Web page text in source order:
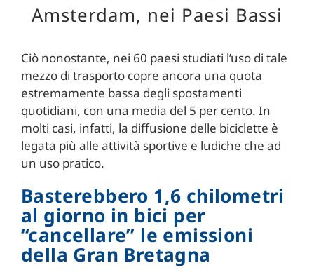
Amsterdam, nei Paesi Bassi
Ciò nonostante, nei 60 paesi studiati l’uso di tale
mezzo di trasporto copre ancora una quota
estremamente bassa degli spostamenti
quotidiani, con una media del 5 per cento. In
molti casi, infatti, la diffusione delle biciclette è
legata più alle attività sportive e ludiche che ad
un uso pratico.
Basterebbero 1,6 chilometri
al giorno in bici per
“cancellare” le emissioni
della Gran Bretagna